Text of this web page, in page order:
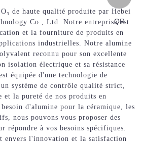
de haute qualité produite par Hebei
Co., Ltd. Notre entreprise est
et la fourniture de produits en
industrielles. Notre alumine
reconnu pour son excellente
isolation électrique et sa résistance
équipée d'une technologie de
système de contrôle qualité strict,
et la pureté de nos produits en
d'alumine pour la céramique, les
nous pouvons vous proposer des
répondre à vos besoins spécifiques.
envers l'innovation et la satisfaction